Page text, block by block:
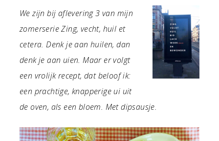
We zijn bij aflevering 3 van mijn
zomerserie Zing, vecht, huil et
cetera. Denk je aan huilen, dan
denk je aan uien. Maar er volgt
een vrolijk recept, dat beloof ik:
een prachtige, knapperige ui uit
de oven, als een bloem. Met dipsausje.